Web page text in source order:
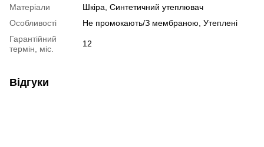
Матеріали
Шкіра, Синтетичний утеплювач
Особливості
Не промокають/З мембраною, Утеплені
Гарантійний
термін, міс.
12
Відгуки